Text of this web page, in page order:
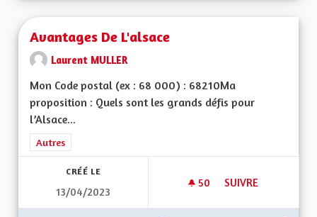
Avantages De L'alsace
Laurent MULLER
Mon Code postal (ex : 68 000) : 68210Ma
proposition : Quels sont les grands défis pour
l’Alsace...
Filtrer les résultats de la catégorie : Autres
Autres
CRÉÉ LE
13/04/2023
50 50 ABONNÉS
SUIVRE